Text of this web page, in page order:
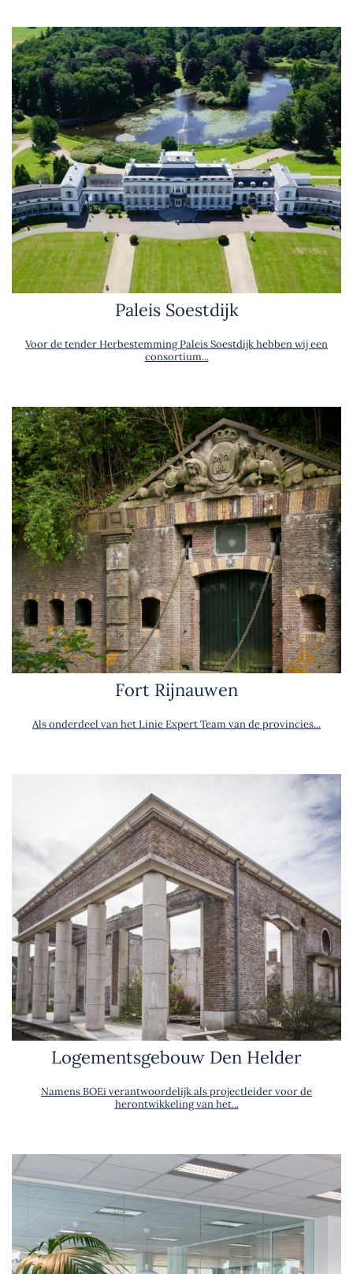
Paleis Soestdijk
Voor de tender Herbestemming Paleis Soestdijk hebben wij een
consortium...
Fort Rijnauwen
Als onderdeel van het Linie Expert Team van de provincies...
Logementsgebouw Den Helder
Namens BOEi verantwoordelijk als projectleider voor de
herontwikkeling van het...